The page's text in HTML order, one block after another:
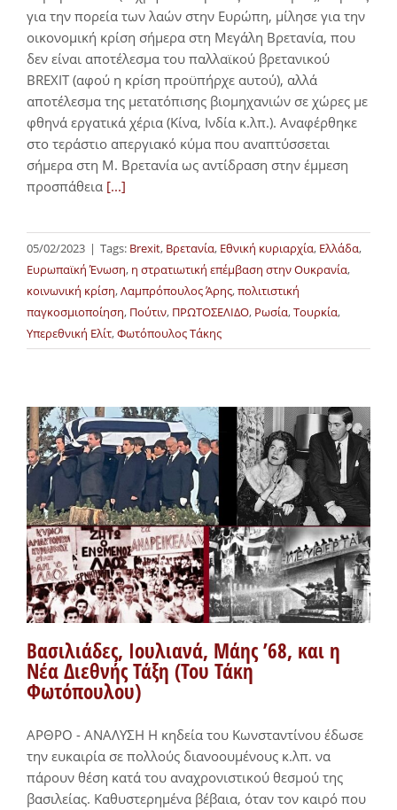
για την πορεία των λαών στην Ευρώπη, μίλησε για την
οικονομική κρίση σήμερα στη Μεγάλη Βρετανία, που
δεν είναι αποτέλεσμα του παλλαϊκού βρετανικού
BREXIT (αφού η κρίση προϋπήρχε αυτού), αλλά
αποτέλεσμα της μετατόπισης βιομηχανιών σε χώρες με
φθηνά εργατικά χέρια (Κίνα, Ινδία κ.λπ.). Αναφέρθηκε
στο τεράστιο απεργιακό κύμα που αναπτύσσεται
σήμερα στη Μ. Βρετανία ως αντίδραση στην έμμεση
προσπάθεια [...]
05/02/2023 | Tags: Brexit, Βρετανία, Εθνική κυριαρχία, Ελλάδα,
Ευρωπαϊκή Ένωση, η στρατιωτική επέμβαση στην Ουκρανία,
κοινωνική κρίση,Λαμπρόπουλος Άρης,πολιτιστική
παγκοσμιοποίηση, Πούτιν, ΠΡΩΤΟΣΕΛΙΔΟ, Ρωσία,Τουρκία,
Υπερεθνική Ελίτ,Φωτόπουλος Τάκης
Βασιλιάδες, Ιουλιανά, Μάης ’68, και η
Νέα Διεθνής Τάξη (Του Τάκη
Φωτόπουλου)
ΑΡΘΡΟ - ΑΝΑΛΥΣΗ Η κηδεία του Κωνσταντίνου έδωσε
την ευκαιρία σε πολλούς διανοουμένους κ.λπ. να
πάρουν θέση κατά του αναχρονιστικού θεσμού της
βασιλείας. Καθυστερημένα βέβαια, όταν τον καιρό που